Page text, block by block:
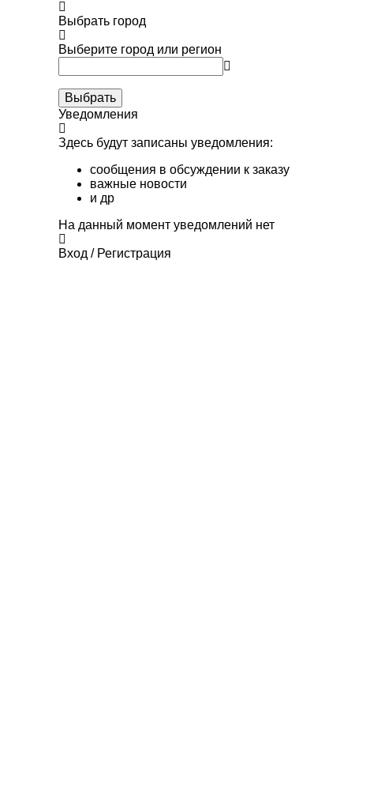
Выбрать город
Выберите город или регион
Выбрать
Уведомления
Здесь будут записаны уведомления:
сообщения в обсуждении к заказу
важные новости
и др
На данный момент уведомлений нет
Вход / Регистрация